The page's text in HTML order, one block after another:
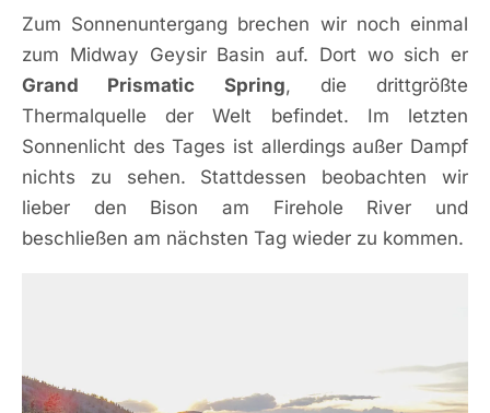
Zum Sonnenuntergang brechen wir noch einmal
zum Midway Geysir Basin auf. Dort wo sich er
Grand Prismatic Spring, die drittgrößte
Thermalquelle der Welt befindet. Im letzten
Sonnenlicht des Tages ist allerdings außer Dampf
nichts zu sehen. Stattdessen beobachten wir
lieber den Bison am Firehole River und
beschließen am nächsten Tag wieder zu kommen.